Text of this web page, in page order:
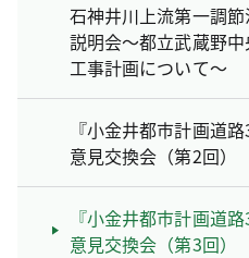
石神井川上流第一調
説明会～都立武蔵野
工事計画について～
『小金井都市計画道
意見交換会（第2回）
『小金井都市計画道
意見交換会（第3回）